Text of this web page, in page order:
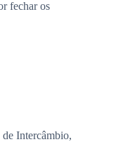
fechar os
Intercâmbio,